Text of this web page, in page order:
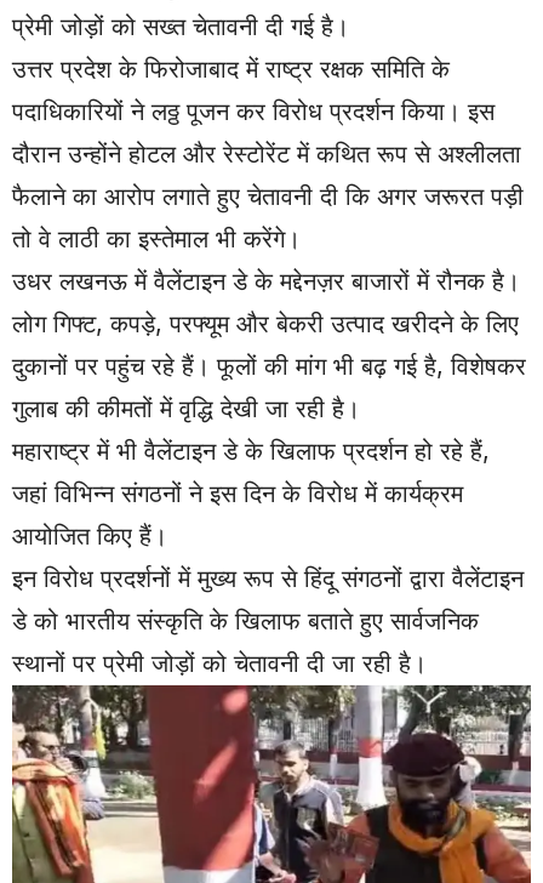
प्रेमी जोड़ों को सख्त चेतावनी दी गई है।
उत्तर प्रदेश के फिरोजाबाद में राष्ट्र रक्षक समिति के
पदाधिकारियों ने लठ्ठ पूजन कर विरोध प्रदर्शन किया। इस
दौरान उन्होंने होटल और रेस्टोरेंट में कथित रूप से अश्लीलता
फैलाने का आरोप लगाते हुए चेतावनी दी कि अगर जरूरत पड़ी
तो वे लाठी का इस्तेमाल भी करेंगे।
उधर लखनऊ में वैलेंटाइन डे के मद्देनज़र बाजारों में रौनक है।
लोग गिफ्ट, कपड़े, परफ्यूम और बेकरी उत्पाद खरीदने के लिए
दुकानों पर पहुंच रहे हैं। फूलों की मांग भी बढ़ गई है, विशेषकर
गुलाब की कीमतों में वृद्धि देखी जा रही है।
महाराष्ट्र में भी वैलेंटाइन डे के खिलाफ प्रदर्शन हो रहे हैं,
जहां विभिन्न संगठनों ने इस दिन के विरोध में कार्यक्रम
आयोजित किए हैं।
इन विरोध प्रदर्शनों में मुख्य रूप से हिंदू संगठनों द्वारा वैलेंटाइन
डे को भारतीय संस्कृति के खिलाफ बताते हुए सार्वजनिक
स्थानों पर प्रेमी जोड़ों को चेतावनी दी जा रही है।